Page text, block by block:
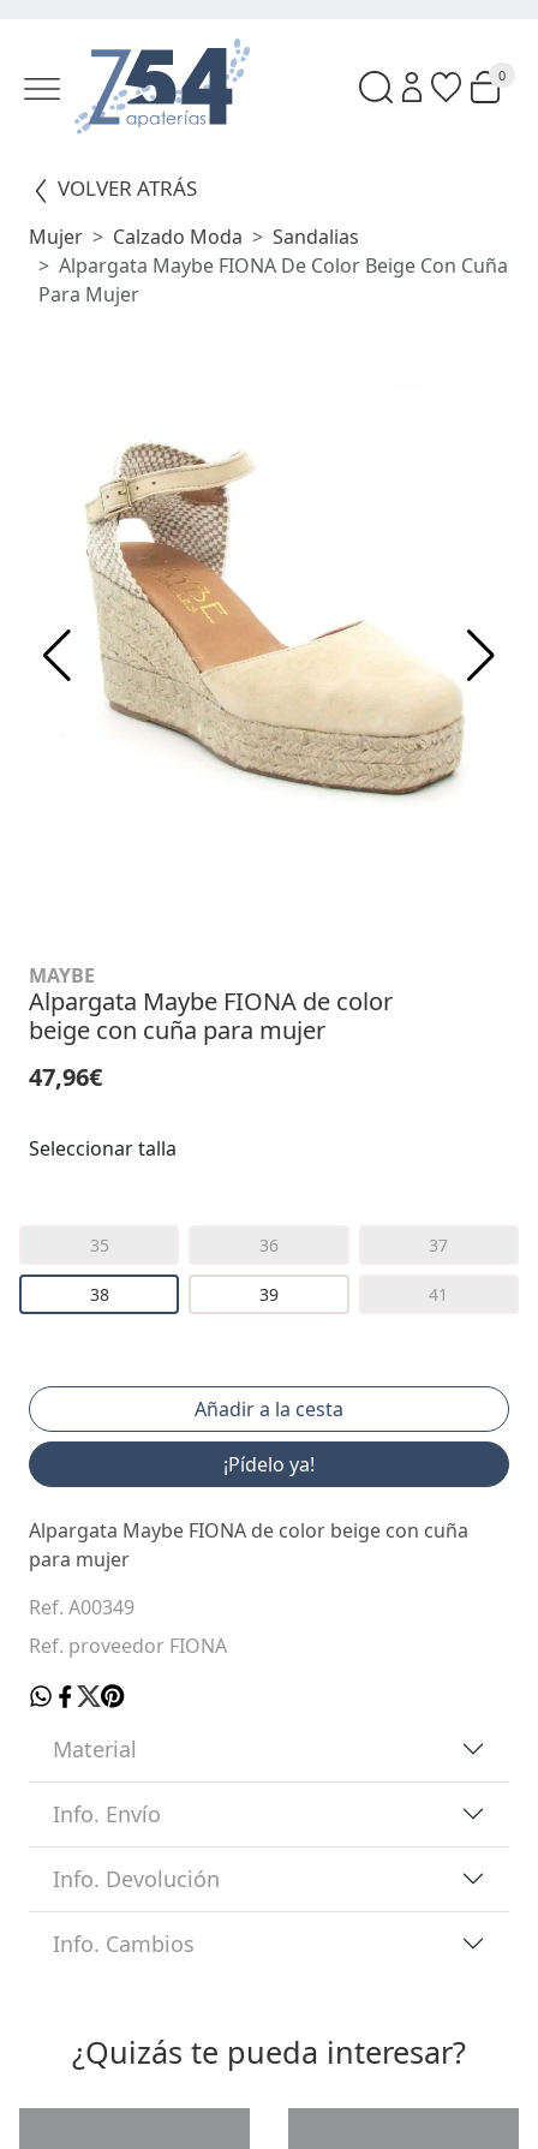
0
VOLVER ATRÁS
Mujer Calzado Moda
Sandalias
Alpargata Maybe FIONA De Color Beige Con Cuña
Para Mujer
MAYBE
Alpargata Maybe FIONA de color
beige con cuña para mujer
47,96€
Seleccionar talla
35 36 37
38 39 41
¡Pídelo ya!
Alpargata Maybe FIONA de color beige con cuña
para mujer
Ref. A00349
Ref. proveedor FIONA
Material
Info. Envío
Info. Devolución
Info. Cambios
¿Quizás te pueda interesar?